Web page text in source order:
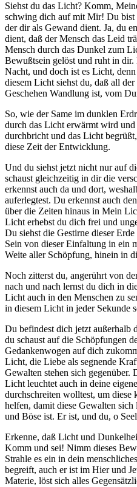
Siehst du das Licht? Komm,
schwing dich auf mit Mir! Du bist
der dir als Gewand dient. Ja, du
dient, daß der Mensch das Leid
Mensch durch das Dunkel zum
Bewußtsein gelöst und ruht in
Nacht, und doch ist es Licht,
diesem Licht siehst du, daß all
Geschehen Wandlung ist, vom
So, wie der Same im dunklen
durch das Licht erwärmt wird
durchbricht und das Licht
diese Zeit der Entwicklung.
Und du siehst jetzt nicht nur auf
schaust gleichzeitig in dir die
erkennst auch da und dort,
auferlegtest. Du erkennst auch
über die Zeiten hinaus in Mein
Licht erhebst du dich frei und
Du siehst die Gestirne dieser
Sein von dieser Einfaltung in ein
Weite aller Schöpfung, hinein in
Noch zitterst du, angerührt von
nach und nach lernst du dich in
Licht auch in den Menschen zu
in diesem Licht in jeder Sekunde
Du befindest dich jetzt außerhalb
du schaust auf die Schöpfungen
Gedankenwogen auf dich
Licht, die Liebe als segnende
Gewalten stehen sich gegenüber.
Licht leuchtet auch in deine
durchschreiten wolltest, um diese
helfen, damit diese Gewalten
und Böse ist. Er ist, und du, o
Erkenne, daß Licht und
Komm und sei! Nimm dieses
Strahle es ein in dein
begreift, auch er ist im Hier und
Materie, löst sich alles